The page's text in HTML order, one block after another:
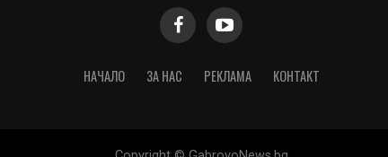
НАЧАЛО ЗА НАС РЕКЛАМА КОНТАКТ